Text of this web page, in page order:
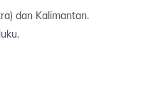
dan Kalimantan.